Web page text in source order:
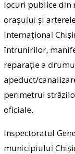
locuri publice din
orașului și
Internațional
întrunirilor,
reparație a
apeduct/
perimetrul
oficiale.
Inspectoratul
municipiului